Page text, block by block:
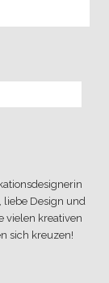
Design und
vielen kreativen
sich kreuzen!